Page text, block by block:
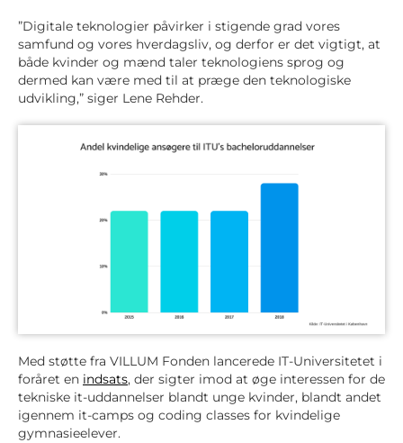
”Digitale teknologier påvirker i stigende grad vores
samfund og vores hverdagsliv, og derfor er det vigtigt, at
både kvinder og mænd taler teknologiens sprog og
dermed kan være med til at præge den teknologiske
udvikling,” siger Lene Rehder.
Med støtte fra VILLUM Fonden lancerede IT-Universitetet i
foråret en indsats, der sigter imod at øge interessen for de
tekniske it-uddannelser blandt unge kvinder, blandt andet
igennem it-camps og coding classes for kvindelige
gymnasieelever.